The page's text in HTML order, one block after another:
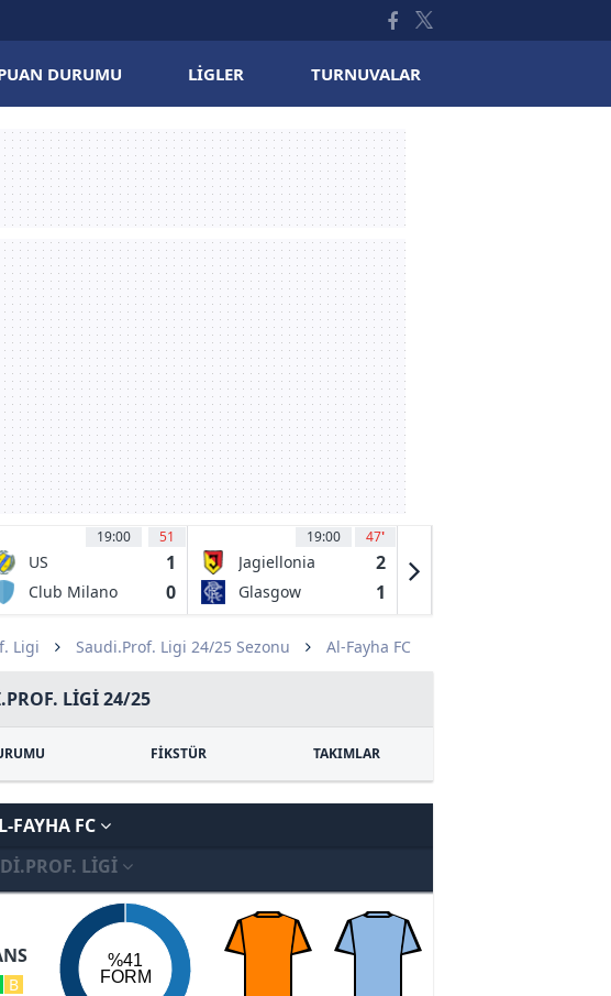
DURUMU LIGLER TURNUVALAR
19:00 51
US
Pergolettese
1
Club Milano
0
19:00 47'
Jagiellonia
Bialystok
2
Glasgow
1
Ligi Saudi.Prof. Ligi 24/25 Sezonu Al-Fayha FC
LIGI 24/25
FİKSTÜR TAKIMLAR
FAYHA FC
LIGI
B
%41
FORM